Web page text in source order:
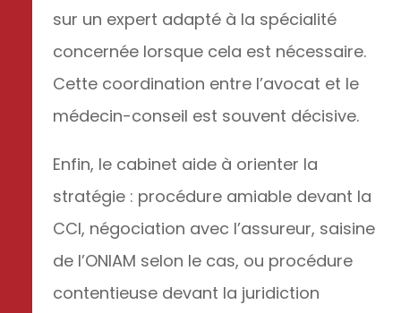
sur un expert adapté à la spécialité
concernée lorsque cela est nécessaire.
Cette coordination entre l’avocat et le
médecin-conseil est souvent décisive.
Enfin, le cabinet aide à orienter la
stratégie : procédure amiable devant la
CCI, négociation avec l’assureur, saisine
de l’ONIAM selon le cas, ou procédure
contentieuse devant la juridiction